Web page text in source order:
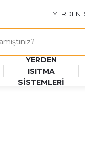
YERDEN
YERDEN
ISITMA
SİSTEMLERİ